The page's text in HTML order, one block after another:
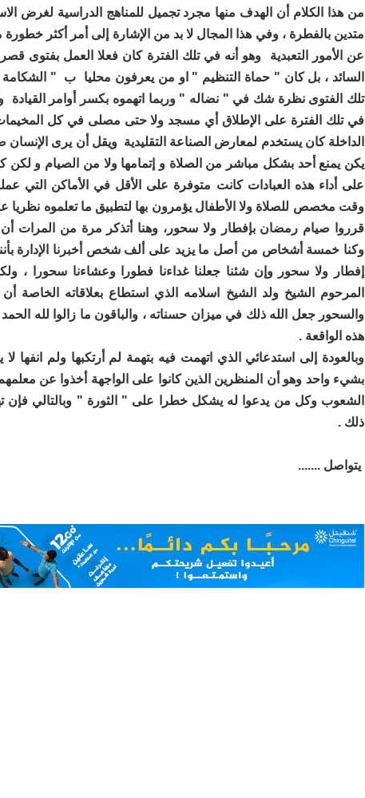
من هذا الكلام أن الهدف منها مجرد تجميل للمناهج الدراسية لغرض
متدين بالفطرة ، وفي هذا المجال لا بد من الإشارة إلى أمر أكثر خطورة
عن الأمور التعبدية وهو أنه في تلك الفترة كان فعلا العمل بفتوى
السائد ، بل كان " حماة التنظيم " او من يعرفون محليا ب "
تلك الفتوى نظرة شك في " نضاله " وربما اتهموه بكسر أوامر القيادة
في تلك الفترة على الإطلاق أي مسجد ولا حتى مصلى في كل
الداخلة كان يستخدم لمعارض الصناعة التقليدية ويقل أن يرى
يكن يمنع أحد بشكل مباشر من الصلاة و إتمامها ولا من الصيام و لكن
وقت مخصص للصلاة ولا الأطفال يؤمرون بها لتطبيق ما تعلموه نظريا
قرروا صيام رمضان بإفطار ولا سحور، وهنا أتذكر مرة من المرات
وكنا خمسة أشخاص من أصل ما يزيد على ألف شخص أخبرنا الإدارة
إفطار ولا سحور وإن شئنا جعلنا غداءنا فطورا وعشاءنا سحورا ،
المرحوم الشيخ ولد الشيخ اسلامه الذي استطاع بعلاقاته الخاصة
والسحور جعل الله ذلك في ميزان حسناته ، والباقون ما زالوا لله
هذه الواقعة .
وبالعودة إلى استدعائي الذي اتهمت فيه بتهمة لم أرتكبها ولم انفها
بشيء واحد وهو أن المنظرين الذين كانوا على الواجهة أخذوا عن
الشعوب وكل من يدعوا له يشكل خطرا على " الثورة " وبالتالي فإن
ذلك .
يتواصل .......